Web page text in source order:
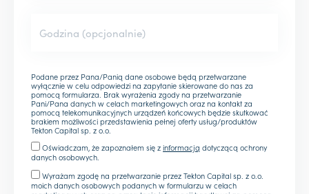
Podane przez Pana/Panią dane osobowe będą przetwarzane
wyłącznie w celu odpowiedzi na zapytanie skierowane do nas za
pomocą formularza. Brak wyrażenia zgody na przetwarzanie
Pani/Pana danych w celach marketingowych oraz na kontakt za
pomocą telekomunikacyjnych urządzeń końcowych będzie skutkować
brakiem możliwości przedstawienia pełnej oferty usług/produktów
Tekton Capital sp. z o.o.
Oświadczam, że zapoznałem się zinformacją dotyczącą ochrony
danych osobowych.
Wyrażam zgodę na przetwarzanie przez Tekton Capital sp. z o.o.
moich danych osobowych podanych w formularzu w celach